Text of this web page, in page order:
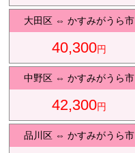
大田区 ⇔かすみがうら市
40,300円
中野区 ⇔かすみがうら市
42,300円
品川区 ⇔かすみがうら市